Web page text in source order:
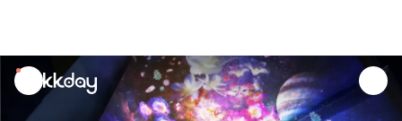
unread
notifications